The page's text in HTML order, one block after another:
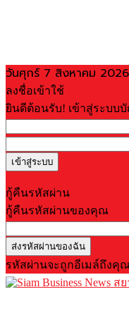
วันศุกร์ 7 สิงหาคม 2026
ลงชื่อเข้าใช้
ยินดีต้อนรับ! เข้าสู่ระบ
กู้คืนรหัสผ่าน
กู้คืนรหัสผ่านของคุณ
รหัสผ่านจะถูกอีเมล์ถึงคุ
ส